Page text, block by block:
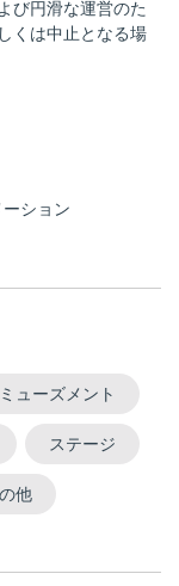
び円滑な運営のた
くは中止となる場
ション
ューズメント
ステージ
他